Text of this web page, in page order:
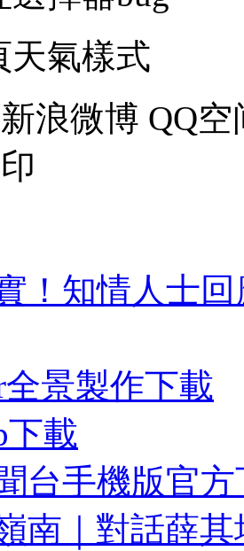
天氣樣式
新浪微博 QQ空
！知情人士
景製作下載
下載
台手機版官方
南｜對話薛